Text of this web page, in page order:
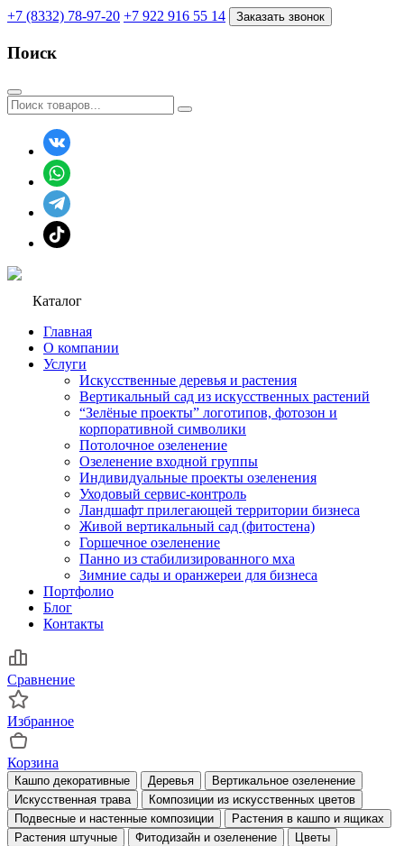
+7 (8332) 78-97-20 +7 922 916 55 14 Заказать звонок
Поиск
Каталог
Главная
О компании
Услуги
Искусственные деревья и растения
Вертикальный сад из искусственных растений
“Зелёные проекты” логотипов, фотозон и
корпоративной символики
Потолочное озеленение
Озеленение входной группы
Индивидуальные проекты озеленения
Уходовый сервис-контроль
Ландшафт прилегающей территории бизнеса
Живой вертикальный сад (фитостена)
Горшечное озеленение
Панно из стабилизированного мха
Зимние сады и оранжереи для бизнеса
Портфолио
Блог
Контакты
Сравнение
Избранное
Корзина
Кашпо декоративные Деревья
Вертикальное озеленение
Искусственная трава
Композиции из искусственных цветов
Подвесные и настенные композиции
Растения в кашпо и ящиках
Растения штучные
Фитодизайн и озеленение Цветы